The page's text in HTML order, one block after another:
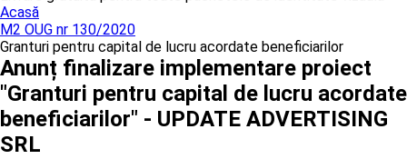
Acasă
M2 OUG nr 130/2020
Granturi pentru capital de lucru acordate beneficiarilor
Anunț finalizare implementare proiect
"Granturi pentru capital de lucru acordate
beneficiarilor" - UPDATE ADVERTISING
SRL